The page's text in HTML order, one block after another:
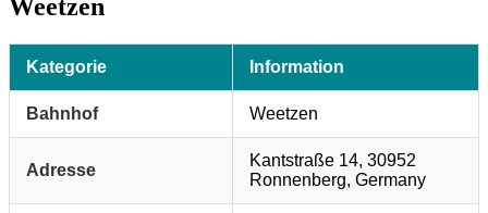
Weetzen
Kategorie Information
Bahnhof Weetzen
Adresse
Kantstraße 14, 30952
Ronnenberg, Germany